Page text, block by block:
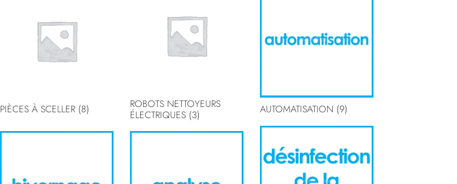
PIÈCES À SCELLER (8)
ROBOTS NETTOYEURS
ÉLECTRIQUES (3) AUTOMATISATION (9)